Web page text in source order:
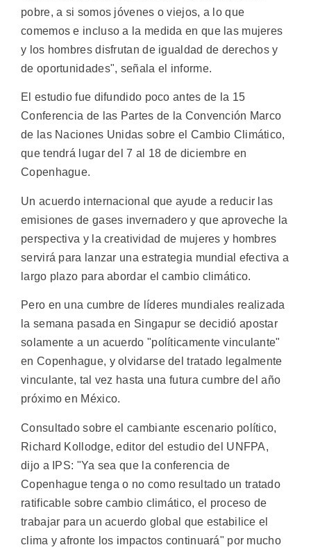
pobre, a si somos jóvenes o viejos, a lo que
comemos e incluso a la medida en que las mujeres
y los hombres disfrutan de igualdad de derechos y
de oportunidades", señala el informe.
El estudio fue difundido poco antes de la 15
Conferencia de las Partes de la Convención Marco
de las Naciones Unidas sobre el Cambio Climático,
que tendrá lugar del 7 al 18 de diciembre en
Copenhague.
Un acuerdo internacional que ayude a reducir las
emisiones de gases invernadero y que aproveche la
perspectiva y la creatividad de mujeres y hombres
servirá para lanzar una estrategia mundial efectiva a
largo plazo para abordar el cambio climático.
Pero en una cumbre de líderes mundiales realizada
la semana pasada en Singapur se decidió apostar
solamente a un acuerdo "políticamente vinculante"
en Copenhague, y olvidarse del tratado legalmente
vinculante, tal vez hasta una futura cumbre del año
próximo en México.
Consultado sobre el cambiante escenario político,
Richard Kollodge, editor del estudio del UNFPA,
dijo a IPS: "Ya sea que la conferencia de
Copenhague tenga o no como resultado un tratado
ratificable sobre cambio climático, el proceso de
trabajar para un acuerdo global que estabilice el
clima y afronte los impactos continuará" por mucho